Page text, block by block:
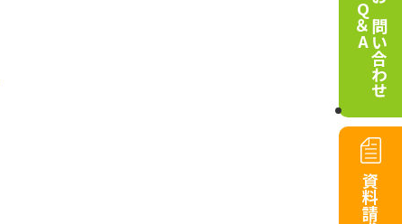
お問い合わせ
Q＆A
資料請求